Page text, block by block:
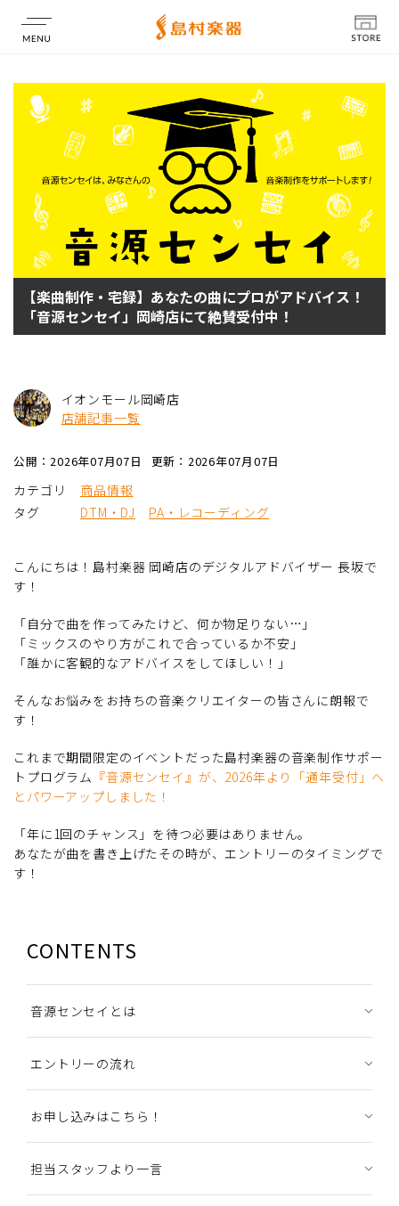
店舗情報
【楽曲制作・宅録】あなたの曲にプロがアドバイス！
「音源センセイ」岡崎店にて絶賛受付中！
イオンモール岡崎店
店舗記事一覧
公開：2026年07月07日 更新：2026年07月07日
カテゴリ
商品情報
タグ
DTM・DJ PA・レコーディング
こんにちは！島村楽器 岡崎店のデジタルアドバイザー 長坂で
す！
「自分で曲を作ってみたけど、何か物足りない…」
「ミックスのやり方がこれで合っているか不安」
「誰かに客観的なアドバイスをしてほしい！」
そんなお悩みをお持ちの音楽クリエイターの皆さんに朗報で
す！
これまで期間限定のイベントだった島村楽器の音楽制作サポー
トプログラム 『音源センセイ』が、2026年より「通年受付」へ
とパワーアップしました！
「年に1回のチャンス」を待つ必要はありません。
あなたが曲を書き上げたその時が、エントリーのタイミングで
す！
CONTENTS
音源センセイとは
エントリーの流れ
お申し込みはこちら！
担当スタッフより一言